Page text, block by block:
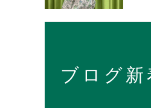
ブログ新